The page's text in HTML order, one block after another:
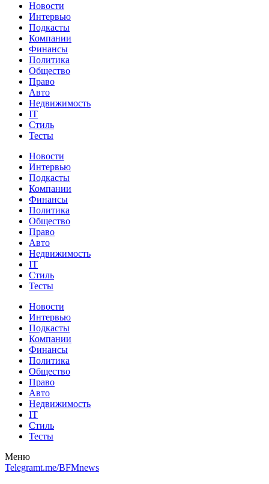
Новости
Интервью
Подкасты
Компании
Финансы
Политика
Общество
Право
Авто
Недвижимость
IT
Стиль
Тесты
Новости
Интервью
Подкасты
Компании
Финансы
Политика
Общество
Право
Авто
Недвижимость
IT
Стиль
Тесты
Новости
Интервью
Подкасты
Компании
Финансы
Политика
Общество
Право
Авто
Недвижимость
IT
Стиль
Тесты
Меню
Telegramt.me/BFMnews